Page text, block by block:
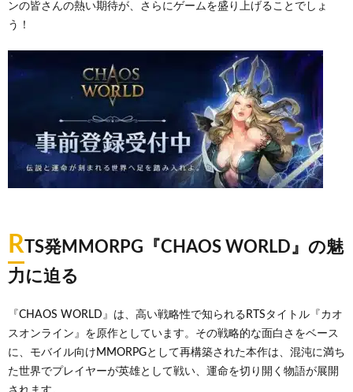
ンの皆さんの熱い期待が、さらにゲームを盛り上げることでしょ
う！
RTS発MMORPG『CHAOS WORLD』の魅
力に迫る
『CHAOS WORLD』は、高い戦略性で知られるRTSタイトル『カオ
スオンライン』を原作としています。その戦略的な面白さをベース
に、モバイル向けMMORPGとして再構築された本作は、混沌に満ち
た世界でプレイヤーが英雄として戦い、運命を切り開く物語が展開